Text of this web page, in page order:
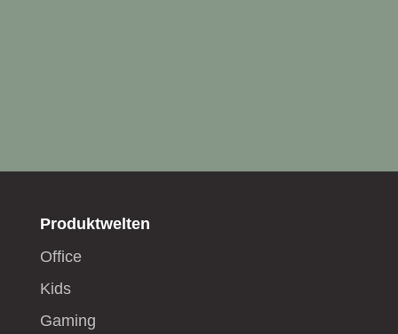
Produktwelten
Office
Kids
Gaming